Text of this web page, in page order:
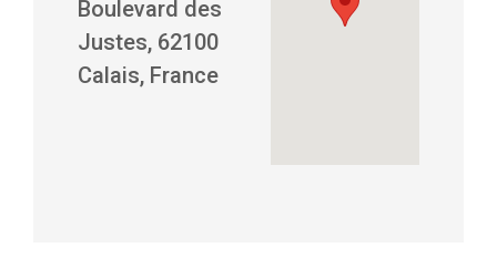
Boulevard des
Justes, 62100
Calais, France